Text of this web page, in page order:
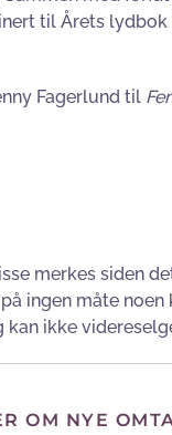
til Årets lydbok
Fagerlund til
merkes siden
ingen måte
ikke
OM NYE